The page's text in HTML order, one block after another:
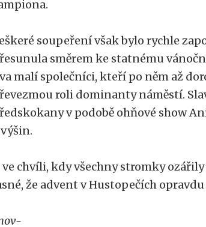
soupeření však bylo rychle
směrem ke statnému
malí společníci, kteří po něm až
roli dominanty náměstí.
v podobě ohňové show
ve chvíli, kdy všechny stromky
že advent v Hustopečích opravdu